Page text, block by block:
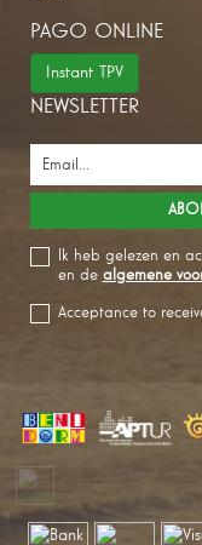
PAGO ONLINE
Instant TPV
NEWSLETTER
Ik heb gelezen en
en de algemene
Acceptance to